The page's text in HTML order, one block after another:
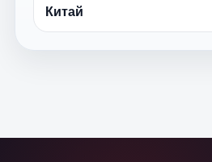
Китай